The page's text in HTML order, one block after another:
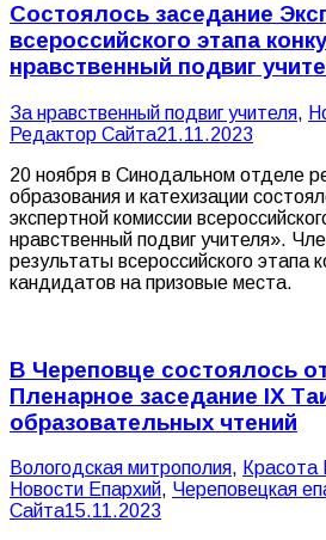
Состоялось заседание
всероссийского этапа
нравственный подвиг
За нравственный подвиг учителя,
Редактор Сайта21.11.2023
20 ноября в Синодальном отделе
образования и катехизации
экспертной комиссии
нравственный подвиг учителя».
результаты всероссийского этапа
кандидатов на призовые места.
В Череповце состоялось
Пленарное заседание IX
образовательных чтений
Вологодская митрополия, Красота
Новости Епархий, Череповецкая
Сайта15.11.2023